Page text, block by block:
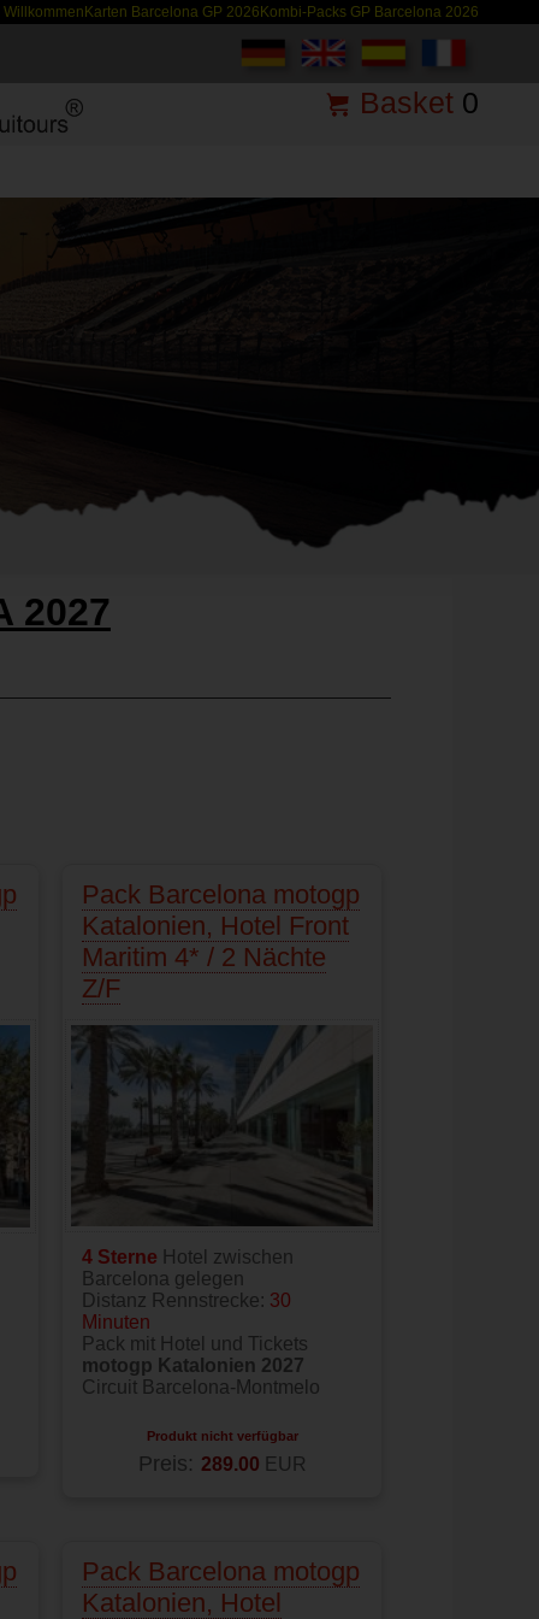
Willkommen Karten Barcelona GP 2026 Kombi-Packs GP Barcelona 2026
Basket 0
2027
Pack Barcelona motogp
Katalonien, Hotel Front
Maritim 4* / 2 Nächte
Z/F
4 Sterne Hotel zwischen
Barcelona gelegen
Distanz Rennstrecke: 30
Minuten
Pack mit Hotel und Tickets
motogp Katalonien 2027
Circuit Barcelona-Montmelo
Produkt nicht verfügbar
Preis: 289.00 EUR
Pack Barcelona motogp
Katalonien, Hotel